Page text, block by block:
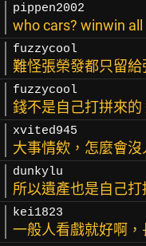
pippen2002
who cars? winwin all
fuzzycool
難怪張榮發都只留給
fuzzycool
錢不是自己打拼來的
xvited945
大事情欸，怎麼會沒
dunkylu
所以遺產也是自己
kei1823
一般人看戲就好啊，